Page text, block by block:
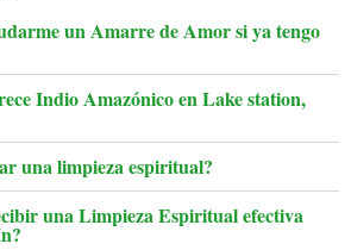
un Amarre de Amor si ya tengo
Indio Amazónico en Lake station,
una limpieza espiritual?
una Limpieza Espiritual efectiva